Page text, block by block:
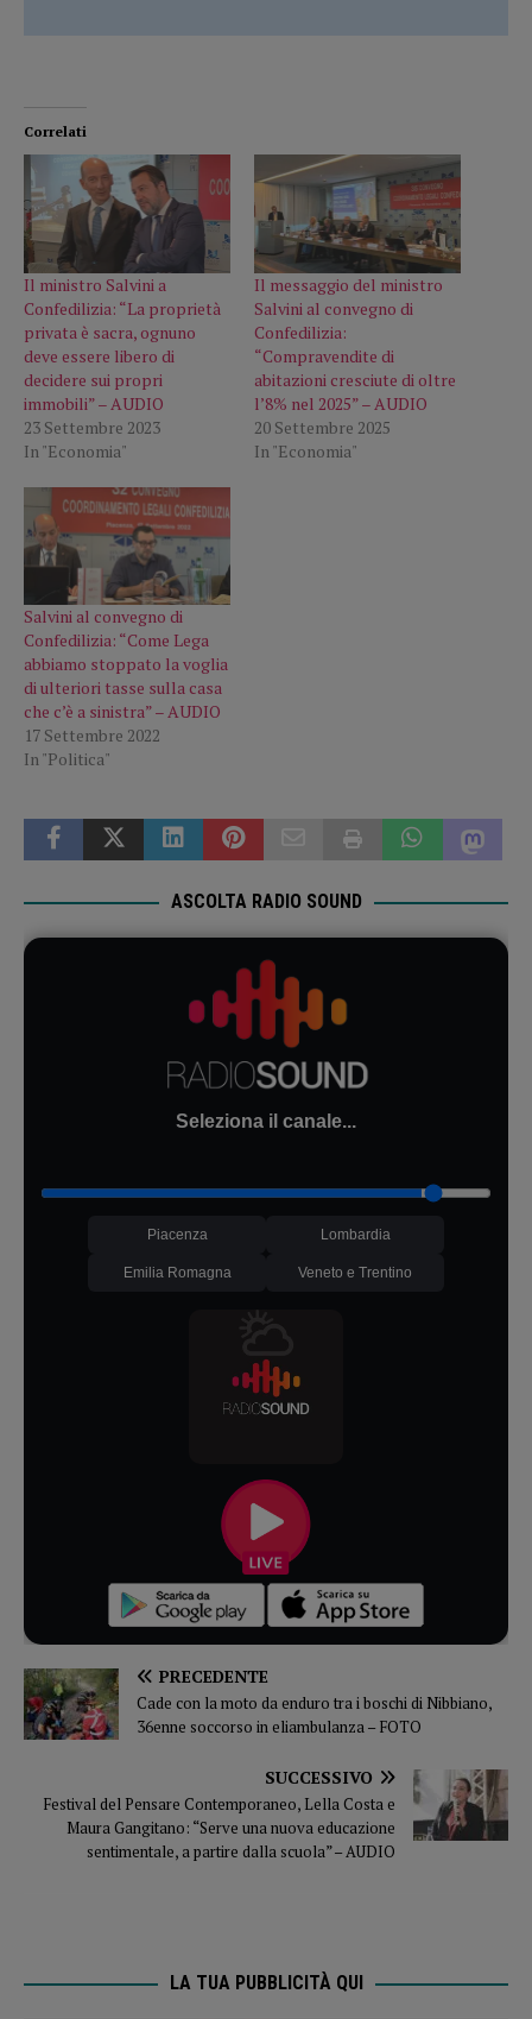
Correlati
Il ministro Salvini a
Confedilizia: “La proprietà
privata è sacra, ognuno
deve essere libero di
decidere sui propri
immobili” – AUDIO
23 Settembre 2023
In "Economia"
Il messaggio del ministro
Salvini al convegno di
Confedilizia:
“Compravendite di
abitazioni cresciute di oltre
l’8% nel 2025” – AUDIO
20 Settembre 2025
In "Economia"
Salvini al convegno di
Confedilizia: “Come Lega
abbiamo stoppato la voglia
di ulteriori tasse sulla casa
che c’è a sinistra” – AUDIO
17 Settembre 2022
In "Politica"
ASCOLTA RADIO SOUND
Seleziona il canale...
Piacenza Lombardia
Emilia Romagna Veneto e Trentino
PRECEDENTE
Cade con la moto da enduro tra i boschi di Nibbiano,
36enne soccorso in eliambulanza – FOTO
SUCCESSIVO
Festival del Pensare Contemporaneo, Lella Costa e
Maura Gangitano: “Serve una nuova educazione
sentimentale, a partire dalla scuola” – AUDIO
LA TUA PUBBLICITÀ QUI